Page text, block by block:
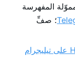
المفهرسة
؛ صفِّ